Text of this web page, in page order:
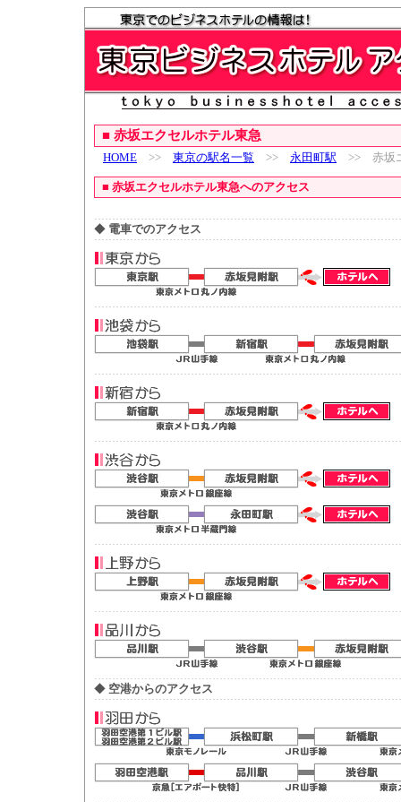
■ 赤坂エクセルホテル東急
HOME >> 東京の駅名一覧 >> 永田町駅 >> 赤坂
■ 赤坂エクセルホテル東急へのアクセス
◆ 電車でのアクセス
◆ 空港からのアクセス